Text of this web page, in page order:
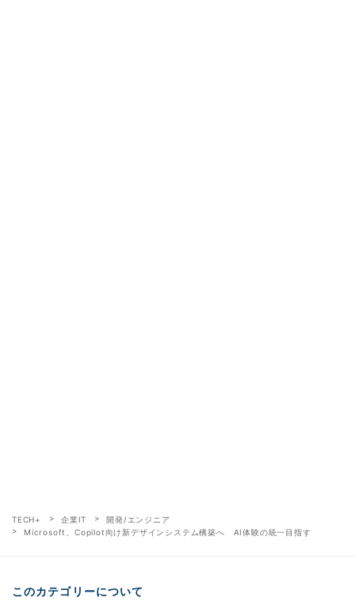
TECH+ 企業IT
開発/エンジニア
Microsoft、Copilot向け新デザインシステム構築へ AI体験の統一目指す
このカテゴリーについて